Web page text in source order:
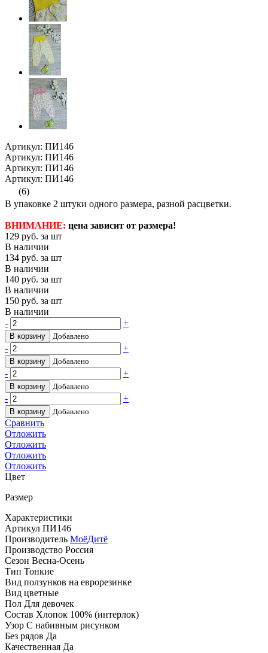
Артикул: ПИ146
Артикул: ПИ146
Артикул: ПИ146
Артикул: ПИ146
(6)
В упаковке 2 штуки одного размера, разной расцветки.
ВНИМАНИЕ: цена зависит от размера!
129 руб. за шт
В наличии
134 руб. за шт
В наличии
140 руб. за шт
В наличии
150 руб. за шт
В наличии
-
+
В корзину Добавлено
- +
В корзину Добавлено
- +
В корзину Добавлено
- +
В корзину Добавлено
Сравнить
Отложить
Отложить
Отложить
Отложить
Цвет
Размер
Характеристики
Артикул ПИ146
Производитель МоёДитё
Производство Россия
Сезон Весна-Осень
Тип Тонкие
Вид ползунков на еврорезинке
Вид цветные
Пол Для девочек
Состав Хлопок 100% (интерлок)
Узор С набивным рисунком
Без рядов Да
Качественная Да